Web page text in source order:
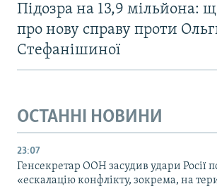
Підозра на 13,9 мільйона:
про нову справу проти
Стефанішиної
ОСТАННІ НОВИНИ
23:07
Генсекретар ООН засудив удари Росії
«ескалацію конфлікту, зокрема, на